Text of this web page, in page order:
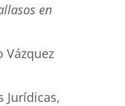
en
Vázquez
Jurídicas,